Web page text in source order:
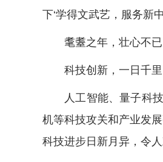
下‘学得文武艺，服务新
耄耋之年，壮心不已
科技创新，一日千里
人工智能、量子科技
机等科技攻关和产业发
科技进步日新月异，令